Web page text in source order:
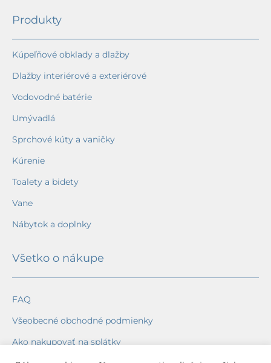
Produkty
Kúpeľňové obklady a dlažby
Dlažby interiérové a exteriérové
Vodovodné batérie
Umývadlá
Sprchové kúty a vaničky
Kúrenie
Toalety a bidety
Vane
Nábytok a doplnky
Všetko o nákupe
FAQ
Všeobecné obchodné podmienky
Ako nakupovať na splátky